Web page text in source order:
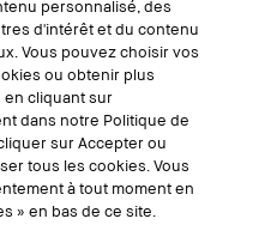
Inc. Tous droits mondiaux
personnalisé, des
d'intérêt et du contenu
Vous pouvez choisir vos
ou obtenir plus
cliquant sur
dans notre Politique de
sur Accepter ou
tous les cookies. Vous
à tout moment en
» en bas de ce site.